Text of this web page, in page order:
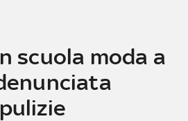
scuola moda a